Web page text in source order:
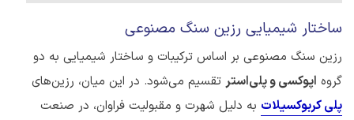
ساختار شیمیایی رزین سنگ مصنوعی
رزین سنگ مصنوعی بر اساس ترکیبات و ساختار شیمیایی به دو
گروه اپوکسی و پلی‌استر تقسیم می‌شود. در این میان، رزین‌های
پلی کربوکسیلات به دلیل شهرت و مقبولیت فراوان، در صنعت